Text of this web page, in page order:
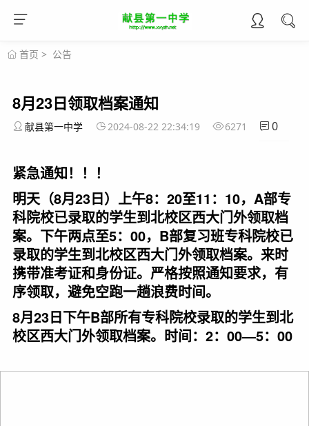
首页 > 公告
8月23日领取档案通知
献县第一中学 2024-08-22 22:34:19 6271 0
紧急通知！！！
明天（8月23日）上午8：20至11：10，A部专
科院校已录取的学生到北校区西大门外领取档
案。下午两点至5：00，B部复习班专科院校已
录取的学生到北校区西大门外领取档案。来时
携带准考证和身份证。严格按照通知要求，有
序领取，避免空跑一趟浪费时间。
8月23日下午B部所有专科院校录取的学生到北
校区西大门外领取档案。时间：2：00—5：00